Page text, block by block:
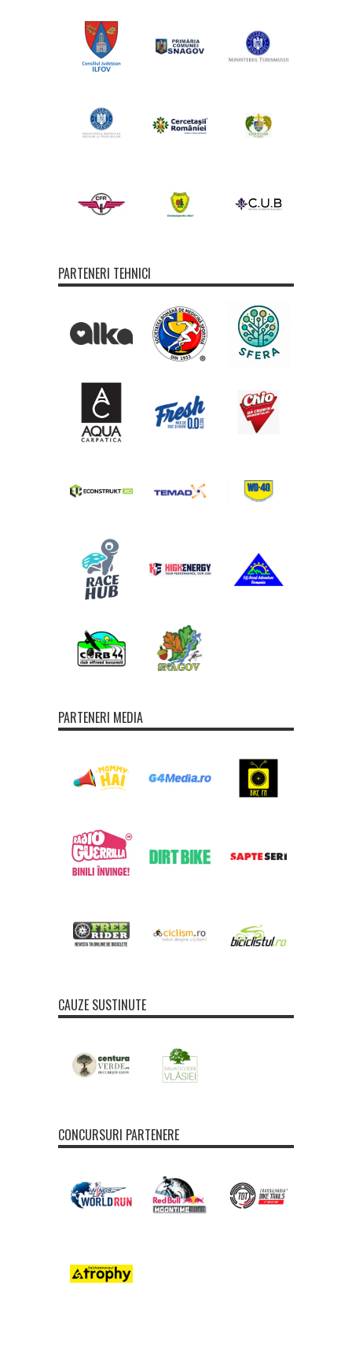
PARTENERI TEHNICI
PARTENERI MEDIA
CAUZE SUSTINUTE
CONCURSURI PARTENERE